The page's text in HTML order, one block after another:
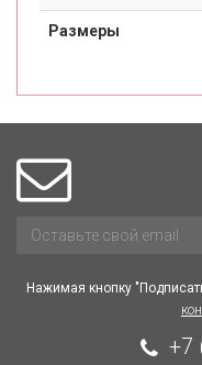
Размеры
Нажимая кнопку
+7